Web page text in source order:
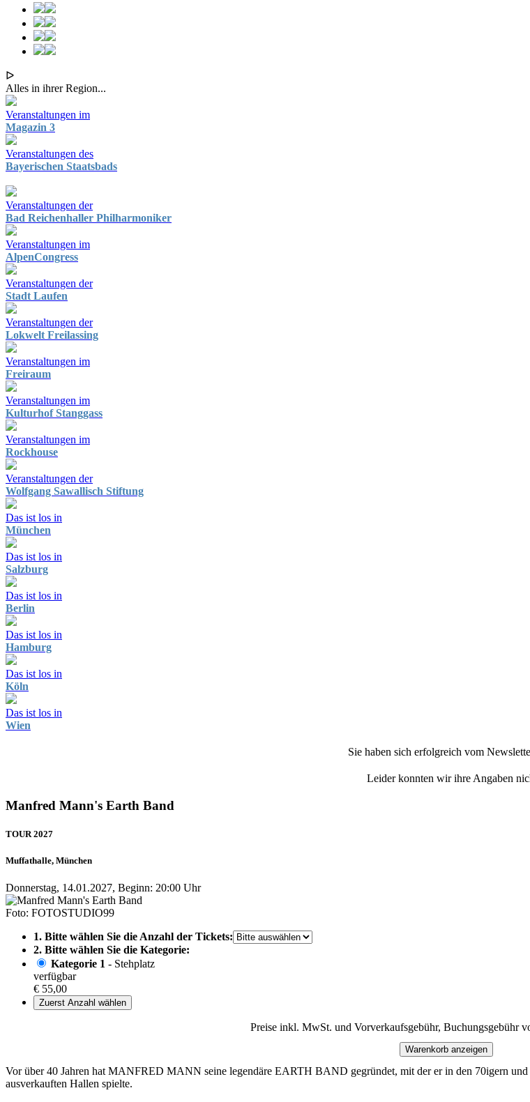
ᐅ
Alles in ihrer Region...
Veranstaltungen im
Magazin 3
Veranstaltungen des
Bayerischen Staatsbads
Veranstaltungen der
Bad Reichenhaller Philharmoniker
Veranstaltungen im
AlpenCongress
Veranstaltungen der
Stadt Laufen
Veranstaltungen der
Lokwelt Freilassing
Veranstaltungen im
Freiraum
Veranstaltungen im
Kulturhof Stanggass
Veranstaltungen im
Rockhouse
Veranstaltungen der
Wolfgang Sawallisch Stiftung
Das ist los in
München
Das ist los in
Salzburg
Das ist los in
Berlin
Das ist los in
Hamburg
Das ist los in
Köln
Das ist los in
Wien
Sie haben sich erfolgreich vom
Leider konnten wir ihre Angaben
Manfred Mann's Earth Band
TOUR 2027
Muffathalle, München
Donnerstag, 14.01.2027, Beginn: 20:00 Uhr
Foto: FOTOSTUDIO99
1. Bitte wählen Sie die Anzahl der Tickets:
2. Bitte wählen Sie die Kategorie:
Kategorie 1 - Stehplatz
verfügbar
€ 55,00
Zuerst Anzahl wählen
Preise inkl. MwSt. und Vorverkaufsgebühr, Buchungsgebühr
Warenkorb anzeigen
Vor über 40 Jahren hat MANFRED MANN seine legendäre EARTH BAND gegründet, mit der er in den 70igern
ausverkauften Hallen spielte.